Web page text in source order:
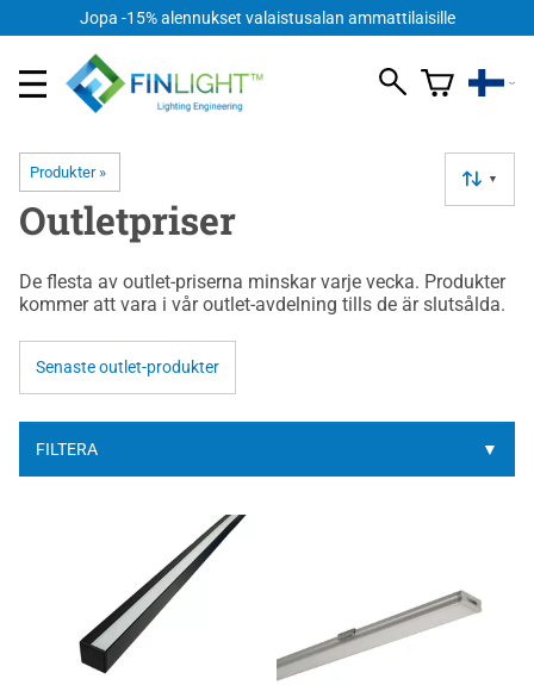
Jopa -15% alennukset valaistusalan ammattilaisille
Produkter ‪» ▼
Outletpriser
De flesta av outlet-priserna minskar varje vecka. Produkter
kommer att vara i vår outlet-avdelning tills de är slutsålda.
Senaste outlet-produkter
FILTERA ▼